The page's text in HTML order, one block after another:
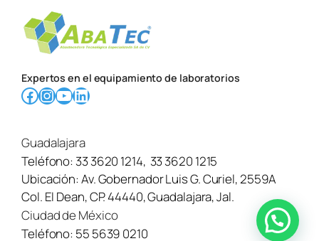
Expertos en el equipamiento de laboratorios
Facebook InstagramYouTube LinkedIn
Guadalajara
Teléfono:33 3620 1214, 33 3620 1215
Ubicación:Av. Gobernador Luis G. Curiel, 2559A
Col. El Dean, CP. 44440, Guadalajara, Jal.
Ciudad de México
Teléfono: 55 5639 0210
¿Necesitas ayuda? Contáctanos aquí →